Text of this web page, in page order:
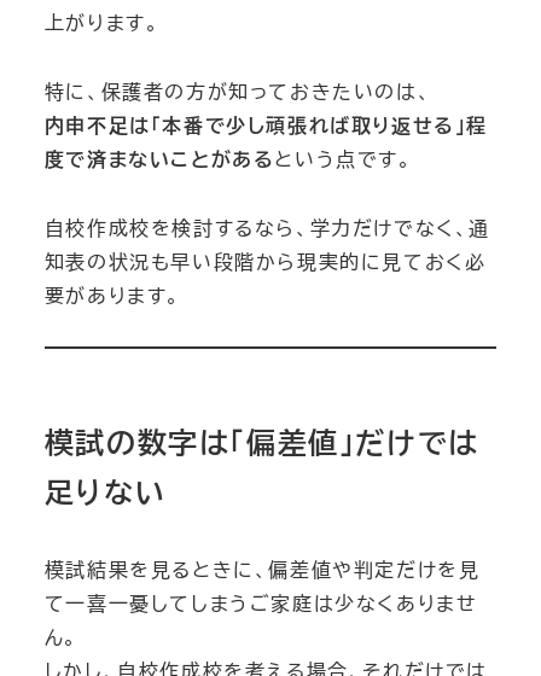
上がります。
特に、保護者の方が知っておきたいのは、
内申不足は「本番で少し頑張れば取り返せる」程
度で済まないことがあるという点です。
自校作成校を検討するなら、学力だけでなく、通
知表の状況も早い段階から現実的に見ておく必
要があります。
模試の数字は「偏差値」だけでは
足りない
模試結果を見るときに、偏差値や判定だけを見
て一喜一憂してしまうご家庭は少なくありませ
ん。
しかし、自校作成校を考える場合、それだけでは